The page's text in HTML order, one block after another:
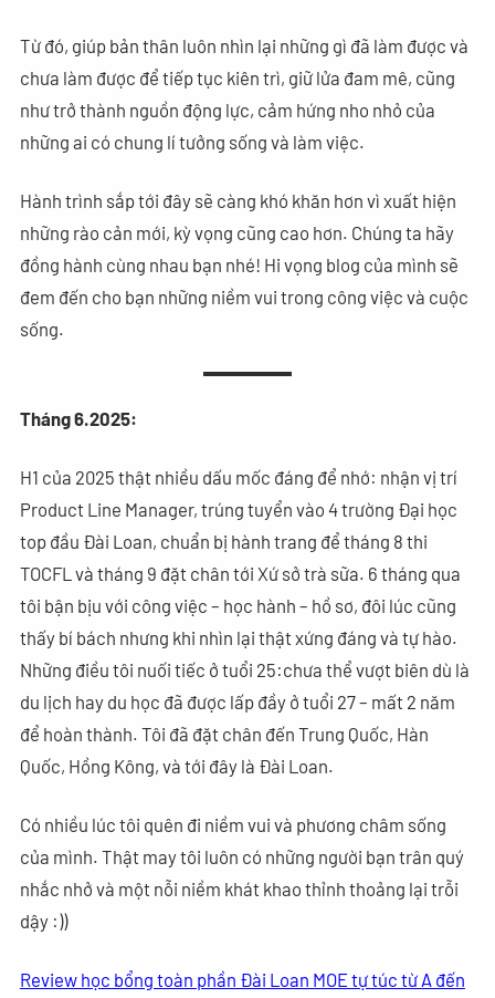
Từ đó, giúp bản thân luôn nhìn lại những gì đã làm được và
chưa làm được để tiếp tục kiên trì, giữ lửa đam mê, cũng
như trở thành nguồn động lực, cảm hứng nho nhỏ của
những ai có chung lí tưởng sống và làm việc.
Hành trình sắp tới đây sẽ càng khó khăn hơn vì xuất hiện
những rào cản mới, kỳ vọng cũng cao hơn. Chúng ta hãy
đồng hành cùng nhau bạn nhé! Hi vọng blog của mình sẽ
đem đến cho bạn những niềm vui trong công việc và cuộc
sống.
Tháng 6.2025:
H1 của 2025 thật nhiều dấu mốc đáng để nhớ: nhận vị trí
Product Line Manager, trúng tuyển vào 4 trường Đại học
top đầu Đài Loan, chuẩn bị hành trang để tháng 8 thi
TOCFL và tháng 9 đặt chân tới Xứ sở trà sữa. 6 tháng qua
tôi bận bịu với công việc – học hành – hồ sơ, đôi lúc cũng
thấy bí bách nhưng khi nhìn lại thật xứng đáng và tự hào.
Những điều tôi nuối tiếc ở tuổi 25:chưa thể vượt biên dù là
du lịch hay du học đã được lấp đầy ở tuổi 27 – mất 2 năm
để hoàn thành. Tôi đã đặt chân đến Trung Quốc, Hàn
Quốc, Hồng Kông, và tới đây là Đài Loan.
Có nhiều lúc tôi quên đi niềm vui và phương châm sống
của mình. Thật may tôi luôn có những người bạn trân quý
nhắc nhở và một nỗi niềm khát khao thỉnh thoảng lại trỗi
dậy :))
Review học bổng toàn phần Đài Loan MOE tự túc từ A đến